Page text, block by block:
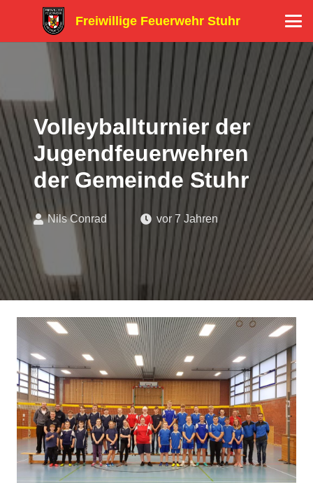
Freiwillige Feuerwehr Stuhr
Volleyballturnier der
Jugendfeuerwehren
der Gemeinde Stuhr
Nils Conrad vor 7 Jahren